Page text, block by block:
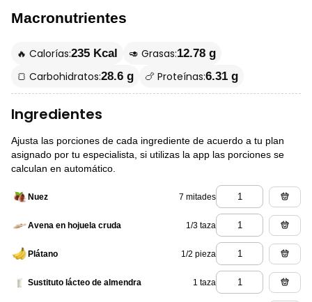
Macronutrientes
🔥 Calorías:235 Kcal 🥑 Grasas:12.78 g
🍞 Carbohidratos:28.6 g 🍗 Proteínas:6.31 g
Ingredientes
Ajusta las porciones de cada ingrediente de acuerdo a tu plan
asignado por tu especialista, si utilizas la app las porciones se
calculan en automático.
Nuez 7 mitades
Avena en hojuela cruda 1/3 taza
Plátano 1/2 pieza
Sustituto lácteo de almendra 1 taza